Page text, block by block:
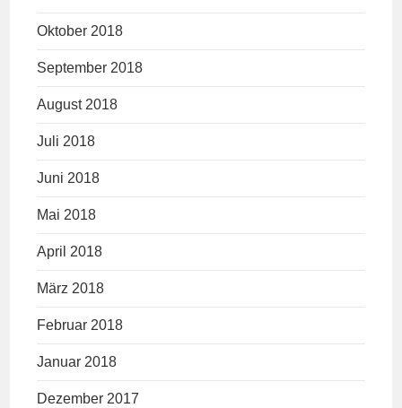
Oktober 2018
September 2018
August 2018
Juli 2018
Juni 2018
Mai 2018
April 2018
März 2018
Februar 2018
Januar 2018
Dezember 2017